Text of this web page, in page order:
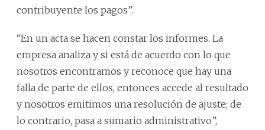
contribuyente los pagos”.
“En un acta se hacen constar los informes. La
empresa analiza y si está de acuerdo con lo que
nosotros encontramos y reconoce que hay una
falla de parte de ellos, entonces accede al resultado
y nosotros emitimos una resolución de ajuste; de
lo contrario, pasa a sumario administrativo”,